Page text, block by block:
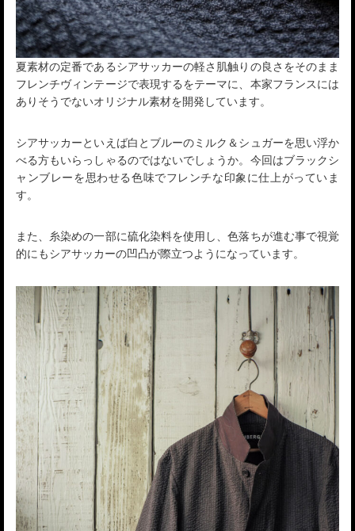
夏素材の定番であるシアサッカーの軽さ肌触りの良さをそのまま
フレンチヴィンテージで表現するをテーマに、本家フランスには
ありそうでないオリジナル素材を開発しています。
シアサッカーといえば白とブルーのミルク＆シュガーを思い浮か
べる方もいらっしゃるのではないでしょうか。今回はブラックシ
ャンブレーを思わせる色味でフレンチな印象に仕上がっていま
す。
また、糸染めの一部に硫化染料を使用し、色落ちが進む事で視覚
的にもシアサッカーの凹凸が際立つようになっています。